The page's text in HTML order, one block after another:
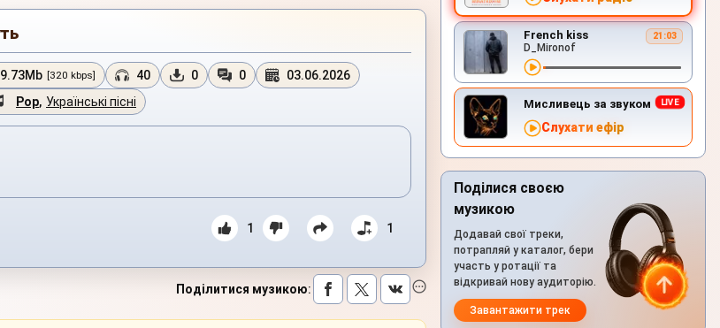
9.73Mb [320 kbps] 40 0 0
03.06.2026
Pop, Українські пісні
1 1
Поділитися музикою:
French kiss 21:03
D_Mironof
Мисливець за звуком
Слухати ефір
Поділися своєю
музикою
Додавай свої треки,
потрапляй у каталог, бери
участь у ротації та
відкривай нову аудиторію.
Завантажити трек